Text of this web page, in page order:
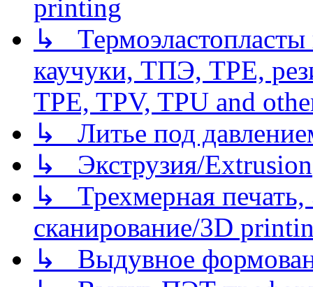
printing
↳
каучуки, ТПЭ, TPE,
TPE, TPV, TPU and
↳ Литье под
↳ Экструзия/Extrusion
↳ Трехмерная
сканирование/3D
↳ Выдувное